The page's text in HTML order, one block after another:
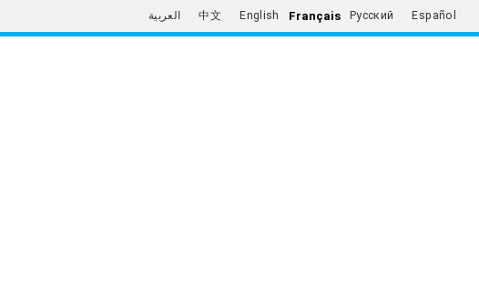
العربية 中文 English Français Русский Español